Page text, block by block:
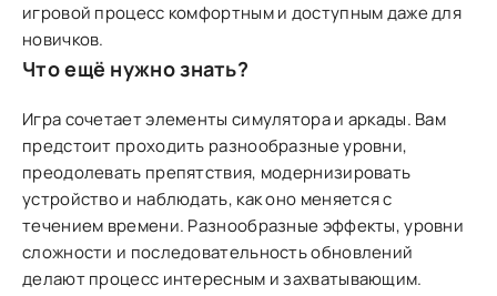
игровой процесс комфортным и доступным даже для
новичков.
Что ещё нужно знать?
Игра сочетает элементы симулятора и аркады. Вам
предстоит проходить разнообразные уровни,
преодолевать препятствия, модернизировать
устройство и наблюдать, как оно меняется с
течением времени. Разнообразные эффекты, уровни
сложности и последовательность обновлений
делают процесс интересным и захватывающим.